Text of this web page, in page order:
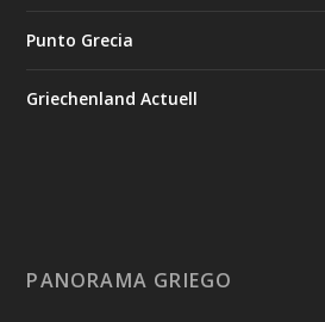
Punto Grecia
Griechenland Actuell
PANORAMA GRIEGO